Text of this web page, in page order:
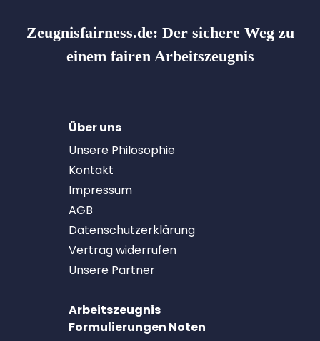
Zeugnisfairness.de: Der sichere Weg zu
einem fairen Arbeitszeugnis
Über uns
Unsere Philosophie
Kontakt
Impressum
AGB
Datenschutzerklärung
Vertrag widerrufen
Unsere Partner
Arbeitszeugnis
Formulierungen Noten